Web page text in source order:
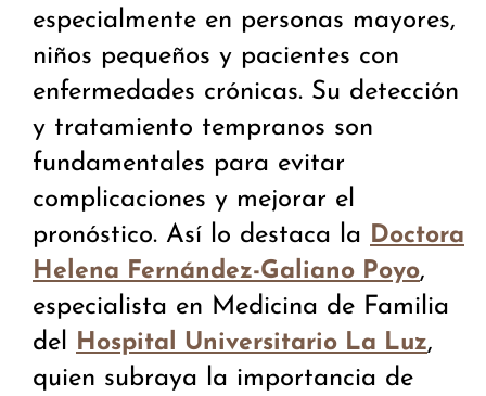
especialmente en personas mayores,
niños pequeños y pacientes con
enfermedades crónicas. Su detección
y tratamiento tempranos son
fundamentales para evitar
complicaciones y mejorar el
pronóstico. Así lo destaca la Doctora
Helena Fernández-Galiano Poyo,
especialista en Medicina de Familia
del Hospital Universitario La Luz,
quien subraya la importancia de